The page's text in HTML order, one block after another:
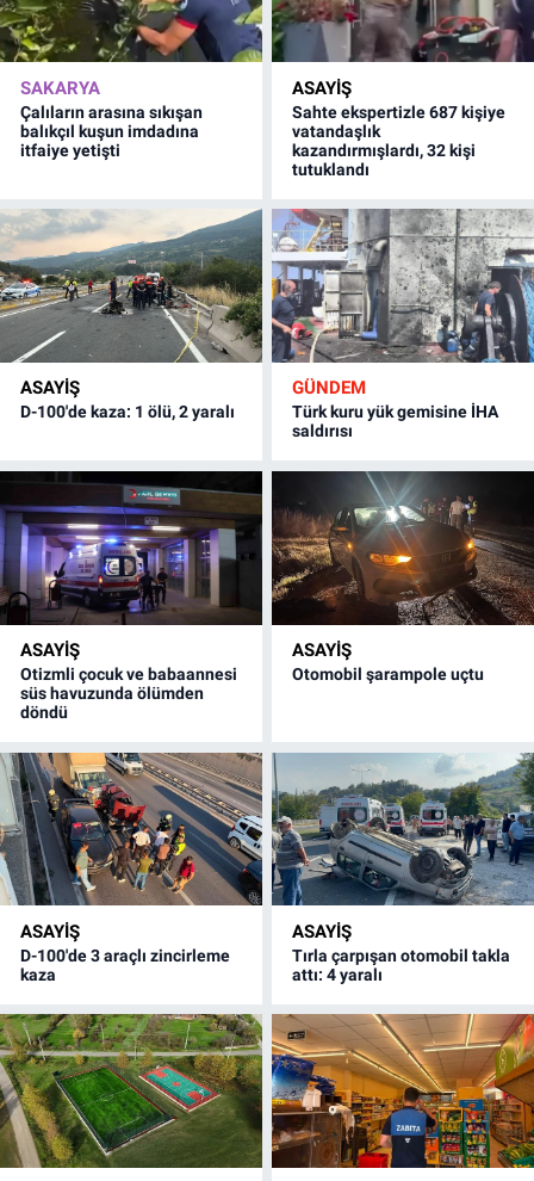
SAKARYA
Çalıların arasına sıkışan
balıkçıl kuşun imdadına
itfaiye yetişti
ASAYİŞ
Sahte ekspertizle 687 kişiye
vatandaşlık
kazandırmışlardı, 32 kişi
tutuklandı
ASAYİŞ
D-100'de kaza: 1 ölü, 2 yaralı
GÜNDEM
Türk kuru yük gemisine İHA
saldırısı
ASAYİŞ
Otizmli çocuk ve babaannesi
süs havuzunda ölümden
döndü
ASAYİŞ
Otomobil şarampole uçtu
ASAYİŞ
D-100'de 3 araçlı zincirleme
kaza
ASAYİŞ
Tırla çarpışan otomobil takla
attı: 4 yaralı